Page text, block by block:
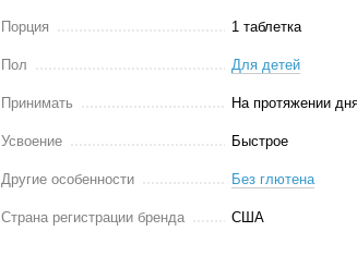
Порция 1 таблетка
Пол Для детей
Принимать На протяжении
Усвоение Быстрое
Другие особенности Без глютена
Страна регистрации бренда США